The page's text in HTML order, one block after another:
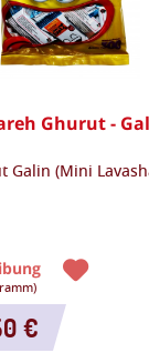
Ghurut -
Galin (Mini
)
€